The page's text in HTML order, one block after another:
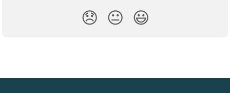
😞 😐 😃